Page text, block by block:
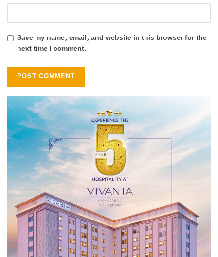
Save my name, email, and website in this browser for the
next time I comment.